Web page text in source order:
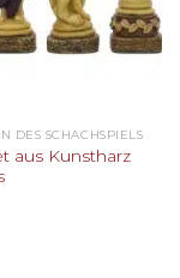
DES SCHACHSPIELS
aus Kunstharz